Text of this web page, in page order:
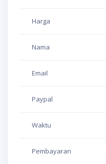
Harga
Nama
Email
Paypal
Waktu
Pembayaran